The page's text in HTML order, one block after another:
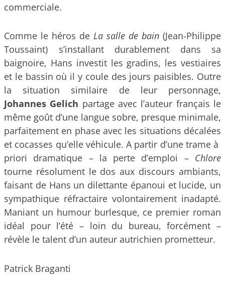
commerciale.
Comme le héros de La salle de bain (Jean-Philippe
Toussaint) s’installant durablement dans sa
baignoire, Hans investit les gradins, les vestiaires
et le bassin où il y coule des jours paisibles. Outre
la situation similaire de leur personnage,
Johannes Gelich partage avec l’auteur français le
même goût d’une langue sobre, presque minimale,
parfaitement en phase avec les situations décalées
et cocasses qu’elle véhicule. A partir d’une trame à
priori dramatique – la perte d’emploi – Chlore
tourne résolument le dos aux discours ambiants,
faisant de Hans un dilettante épanoui et lucide, un
sympathique réfractaire volontairement inadapté.
Maniant un humour burlesque, ce premier roman
idéal pour l’été – loin du bureau, forcément –
révèle le talent d’un auteur autrichien prometteur.
Patrick Braganti